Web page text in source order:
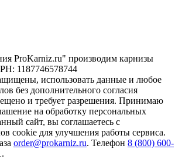
ProKarniz.ru" производим карнизы
1187746578744
использовать данные и любое
без дополнительного согласия
и требует разрешения. Принимаю
на обработку персональных
сайт, вы соглашаетесь с
cookie для улучшения работы сервиса.
order@prokarniz.ru. Телефон 8 (800) 600-